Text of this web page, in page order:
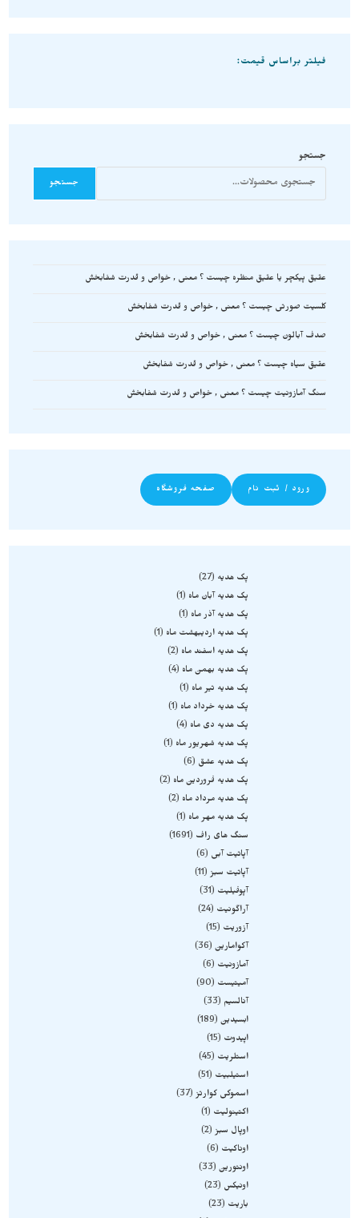
فیلتر براساس قیمت:
جستجو
جستجو
عقیق پیکچر یا عقیق منظره چیست ؟ معنی , خواص و قدرت شفابخش
کلسیت صورتی چیست ؟ معنی , خواص و قدرت شفابخش
صدف آبالون چیست ؟ معنی , خواص و قدرت شفابخش
عقیق سیاه چیست ؟ معنی , خواص و قدرت شفابخش
سنگ آمازونیت چیست ؟ معنی , خواص و قدرت شفابخش
ورود / ثبت نام صفحه فروشگاه
پک هدیه
27
پک هدیه آبان ماه
1
پک هدیه آذر ماه
1
پک هدیه اردیبهشت ماه
1
پک هدیه اسفند ماه
2
پک هدیه بهمن ماه
4
پک هدیه تیر ماه
1
پک هدیه خرداد ماه
1
پک هدیه دی ماه
4
پک هدیه شهریور ماه
1
پک هدیه عشق
6
پک هدیه فروردین ماه
2
پک هدیه مرداد ماه
2
پک هدیه مهر ماه
1
سنگ های راف
1691
آپاتیت آبی
6
آپاتیت سبز 11
آپوفیلیت
31
آراگونیت
24
آزوریت
15
آکوامارین 36
آمازونیت
6
آمیتیست
90
آنالسیم
33
ابسیدین 189
اپیدوت
15
استلریت
45
استیلبیت
51
اسموکی کوارتز 37
اکتینولیت
1
اوپال سبز 2
اوناکیت
6
اونتورین 33
اونیکس
23
باریت
23